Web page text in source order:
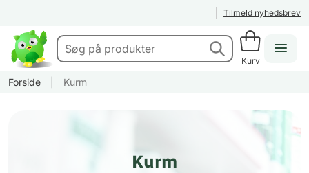
Tilmeld nyhedsbrev
Kurv
Forside Kurm
Kurm